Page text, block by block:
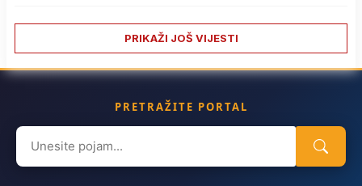
PRIKAŽI JOŠ VIJESTI
PRETRAŽITE PORTAL
Search
for: